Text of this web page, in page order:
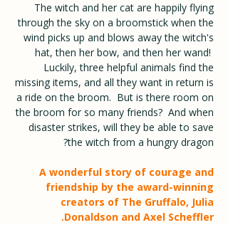
The witch and her cat are happily flying
through the sky on a broomstick when the
wind picks up and blows away the witch's
hat, then her bow, and then her wand!
Luckily, three helpful animals find the
missing items, and all they want in return is
a ride on the broom. But is there room on
the broom for so many friends? And when
disaster strikes, will they be able to save
the witch from a hungry dragon?
A wonderful story of courage and
friendship by the award-winning
creators of The Gruffalo, Julia
Donaldson and Axel Scheffler.